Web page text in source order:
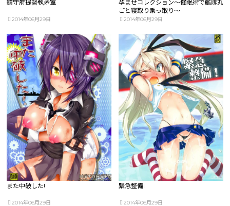
鎮守府提督執矛室
2014年06月29日
孕ませコレクション～催眠術で艦隊丸
ごと寝取り乗っ取り～
2014年06月29日
また中破した!
2014年06月29日
緊急整備!
2014年06月29日